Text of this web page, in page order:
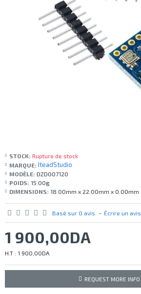
STOCK: Rupture de stock
MARQUE: IteadStudio
MODÈLE: DZD007120
POIDS: 15.00g
DIMENSIONS: 18.00mm x 22.00mm x 0.00mm
Basé sur 0 avis. - Écrire un avis
1 900,00DA
H.T : 1 900,00DA
REQUEST MORE INFO